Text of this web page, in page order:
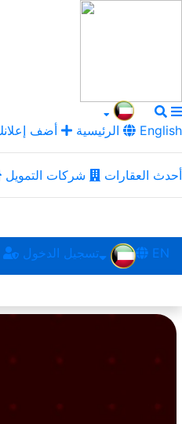
الرئيسية أضف English
أحدث العقارات شركات التمويل
تسجيل الدخول EN